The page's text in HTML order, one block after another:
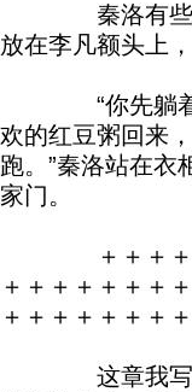
秦洛有些不
放在李凡额头上
“你先躺着，
欢的红豆粥回来
跑。”秦洛站在衣
家门。
＋＋＋＋＋
＋＋＋＋＋＋＋
＋＋＋＋＋＋＋
这章我写了